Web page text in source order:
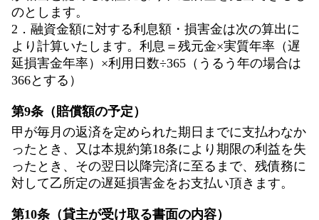
のとします。
2．融資金額に対する利息額・損害金は次の算出に
より計算いたします。利息＝残元金×実質年率（遅
延損害金年率）×利用日数÷365（うるう年の場合は
366とする）
第9条（賠償額の予定）
甲が毎月の返済を定められた期日までに支払わなか
ったとき、又は本規約第18条により期限の利益を失
ったとき、その翌日以降完済に至るまで、残債務に
対して乙所定の遅延損害金をお支払い頂きます。
第10条（貸主が受け取る書面の内容）